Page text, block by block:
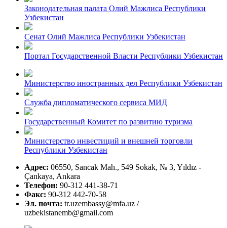
Законодательная палата Олий Мажлиса Республики
Узбекистан
Сенат Олий Мажлиса Республики Узбекистан
Портал Государственной Власти Республики Узбекистан
Министерство иностранных дел Республики Узбекистан
Служба дипломатического сервиса МИД
Государственный Комитет по развитию туризма
Министерство инвестиций и внешней торговли
Республики Узбекистан
Адрес: 06550, Sancak Mah., 549 Sokak, № 3, Yıldız -
Çankaya, Ankara
Телефон: 90-312 441-38-71
Факс: 90-312 442-70-58
Эл. почта: tr.uzembassy@mfa.uz /
uzbekistanemb@gmail.com